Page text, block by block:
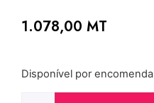
1.078,00 MT
Disponível por encomenda